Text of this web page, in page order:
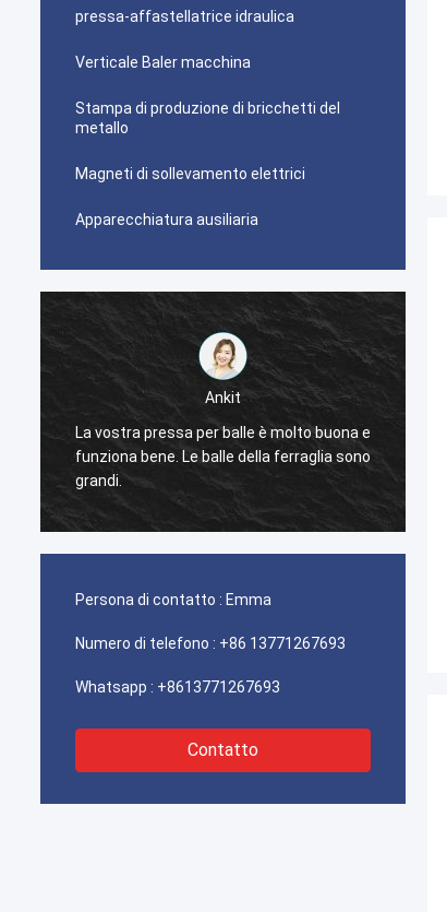
pressa-affastellatrice idraulica
Verticale Baler macchina
Stampa di produzione di bricchetti del
metallo
Magneti di sollevamento elettrici
Apparecchiatura ausiliaria
Ankit
La vostra pressa per balle è molto buona e
funziona bene. Le balle della ferraglia sono
grandi.
Persona di contatto : Emma
Numero di telefono : +86 13771267693
Whatsapp : +8613771267693
Contatto